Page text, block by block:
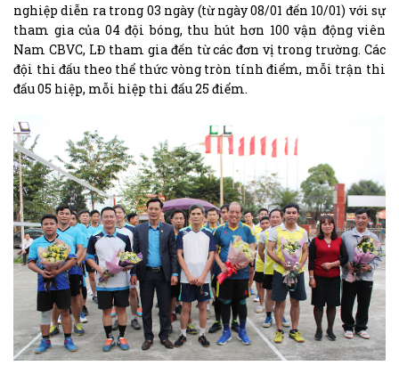
nghiệp diễn ra trong 03 ngày (từ ngày 08/01 đến 10/01) với sự
tham gia của 04 đội bóng, thu hút hơn 100 vận động viên
Nam CBVC, LĐ tham gia đến từ các đơn vị trong trường. Các
đội thi đấu theo thể thức vòng tròn tính điểm, mỗi trận thi
đấu 05 hiệp, mỗi hiệp thi đấu 25 điểm.